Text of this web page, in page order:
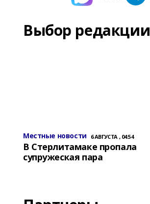
Выбор редакции
Местные новости 6 АВГУСТА , 04:54
В Стерлитамаке пропала
супружеская пара